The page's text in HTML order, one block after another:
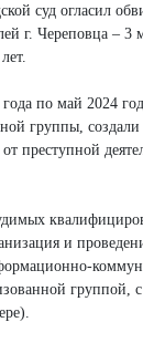
суд огласил
г. Череповца –
по май 2024
группы,
преступной
и
группой,